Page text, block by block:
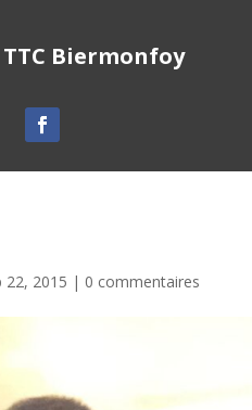
TTC Biermonfoy
22, 2015 | 0 commentaires